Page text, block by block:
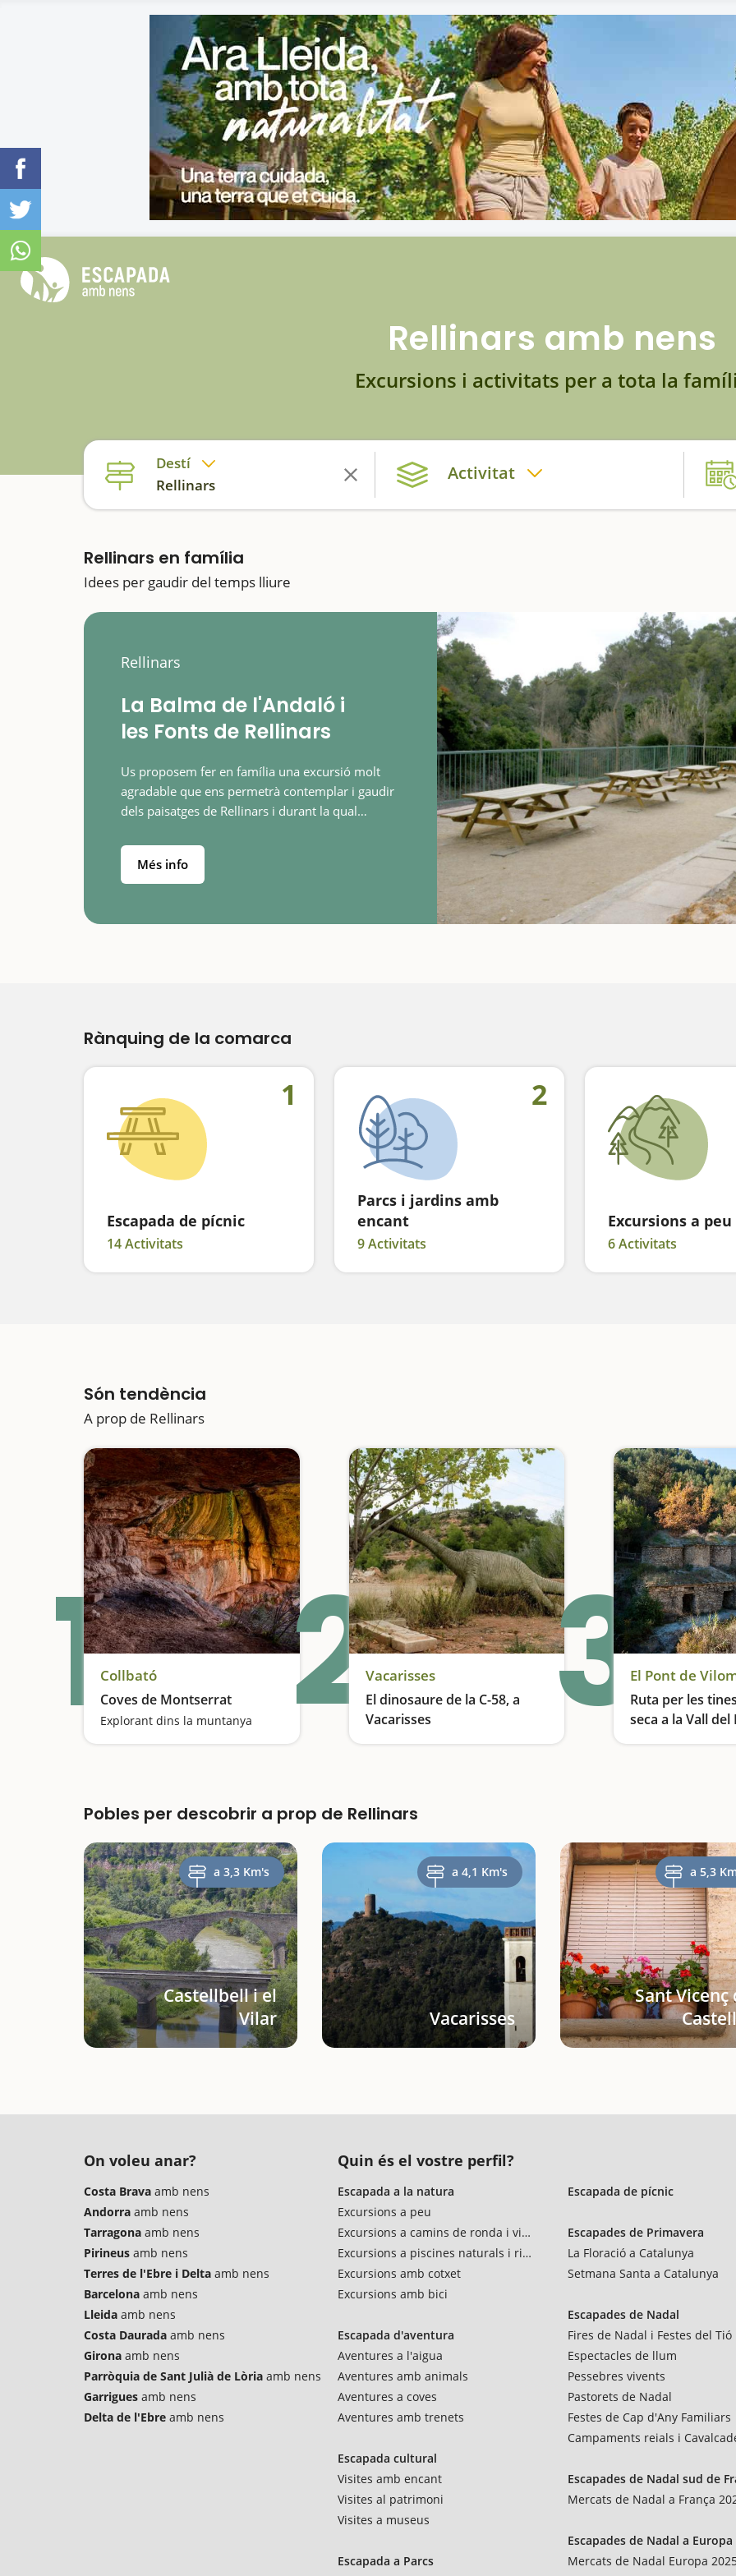
Rellinars amb nens
Excursions i activitats per a tota la
Destí
Rellinars
Activitat
Rellinars en família
Idees per gaudir del temps lliure
Rellinars
La Balma de l'Andaló i
les Fonts de Rellinars
Us proposem fer en família una excursió molt
agradable que ens permetrà contemplar i gaudir
dels paisatges de Rellinars i durant la qual
Montserrat, visible des de gairebé qualsevol…
Més info
Rànquing de la comarca
1
Escapada de pícnic
14 Activitats
2
Parcs i jardins amb
encant
9 Activitats
Excursions a peu
6 Activitats
Són tendència
A prop de Rellinars
1Collbató
Coves de Montserrat
Explorant dins la muntanya 2Vacarisses
El dinosaure de la C-58, a
Vacarisses
Un dinosaure amb molta història 3Ruta per les
seca a la Vall del
Pobles per descobrir a prop de Rellinars
a 3,3 Km's
Castellbell i el
Vilar
a 4,1 Km's
Vacarisses
a 5,3
Sant Vicenç
On voleu anar?
Costa Brava amb nens
Andorra amb nens
Tarragona amb nens
Pirineus amb nens
Terres de l'Ebre i Delta amb nens
Barcelona amb nens
Lleida amb nens
Costa Daurada amb nens
Girona amb nens
Parròquia de Sant Julià de Lòria amb nens
Garrigues amb nens
Delta de l'Ebre amb nens
Quin és el vostre perfil?
Escapada a la natura
Excursions a peu
Excursions a camins de ronda i vies verdes
Excursions a piscines naturals i rius
Excursions amb cotxet
Excursions amb bici
Escapada d'aventura
Aventures a l'aigua
Aventures amb animals
Aventures a coves
Aventures amb trenets
Escapada cultural
Visites amb encant
Visites al patrimoni
Visites a museus
Escapada a Parcs
Escapada de pícnic
Escapades de Primavera
La Floració a Catalunya
Setmana Santa a Catalunya
Escapades de Nadal
Fires de Nadal i Festes del Tió
Espectacles de llum
Pessebres vivents
Pastorets de Nadal
Festes de Cap d'Any Familiars
Campaments reials i
Escapades de Nadal sud de
Mercats de Nadal a França
Escapades de Nadal a Europa
Mercats de Nadal Europa